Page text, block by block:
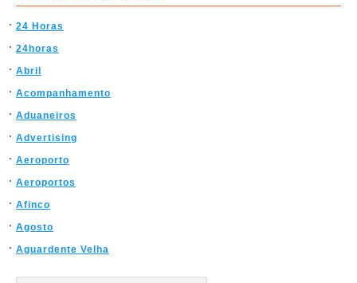
24 Horas
24horas
Abril
Acompanhamento
Aduaneiros
Advertising
Aeroporto
Aeroportos
Afinco
Agosto
Aguardente Velha